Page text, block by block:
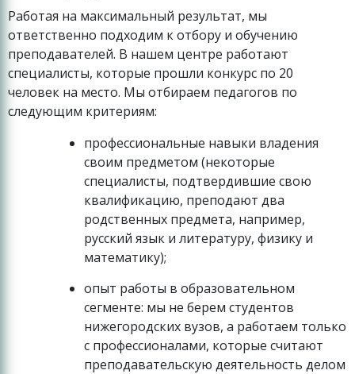
Работая на максимальный результат, мы
ответственно подходим к отбору и обучению
преподавателей. В нашем центре работают
специалисты, которые прошли конкурс по 20
человек на место. Мы отбираем педагогов по
следующим критериям:
профессиональные навыки владения
своим предметом (некоторые
специалисты, подтвердившие свою
квалификацию, преподают два
родственных предмета, например,
русский язык и литературу, физику и
математику);
опыт работы в образовательном
сегменте: мы не берем студентов
нижегородских вузов, а работаем только
с профессионалами, которые считают
преподавательскую деятельность делом